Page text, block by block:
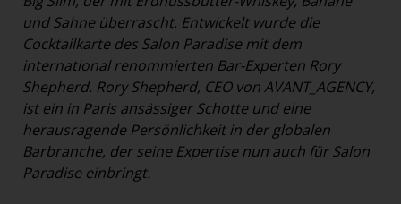
und Sahne überrascht. Entwickelt wurde die
Cocktailkarte des Salon Paradise mit dem
international renommierten Bar-Experten Rory
Shepherd. Rory Shepherd, CEO von AVANT_AGENCY,
ist ein in Paris ansässiger Schotte und eine
herausragende Persönlichkeit in der globalen
Barbranche, der seine Expertise nun auch für Salon
Paradise einbringt.